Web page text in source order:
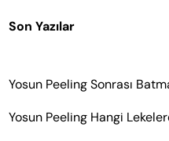
Son Yazılar
Yosun Peeling Sonrası
Yosun Peeling Hangi